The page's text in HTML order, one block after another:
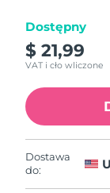
Dostępny
$ 21,99
VAT i cło wliczone
Dostawa
do:
Izrael
Włochy
Jersey